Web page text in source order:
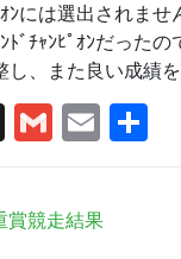
ﾝには選出されま
ﾝﾄﾞﾁｬﾝﾋﾟｵﾝだった
し、また良い成績
Threads
Gmail
Email
競走結果